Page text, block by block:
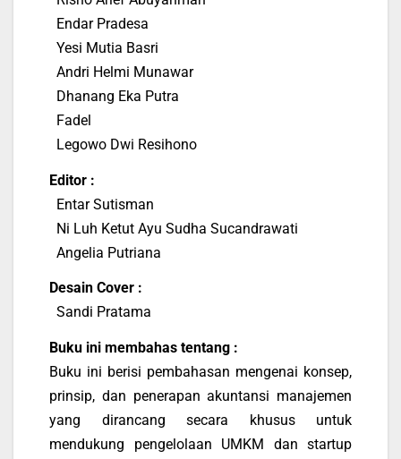
Endar Pradesa
Yesi Mutia Basri
Andri Helmi Munawar
Dhanang Eka Putra
Fadel
Legowo Dwi Resihono
Editor :
Entar Sutisman
Ni Luh Ketut Ayu Sudha Sucandrawati
Angelia Putriana
Desain Cover :
Sandi Pratama
Buku ini membahas tentang :
Buku ini berisi pembahasan mengenai konsep,
prinsip, dan penerapan akuntansi manajemen
yang dirancang secara khusus untuk
mendukung pengelolaan UMKM dan startup